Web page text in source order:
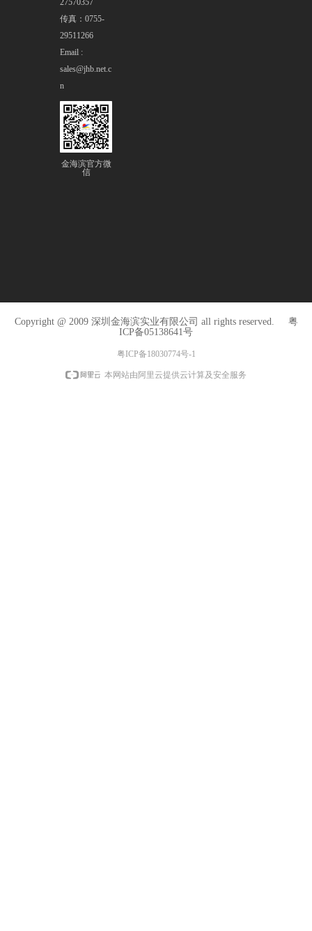
27570357
传真：0755-
29511266
Email :
sales@jhb.net.c
n
金海滨官方微
信
Copyright @ 2009 深圳金海滨实业有限公司 all rights reserved. 粤
ICP备05138641号
粤ICP备18030774号-1
本网站由阿里云提供云计算及安全服务